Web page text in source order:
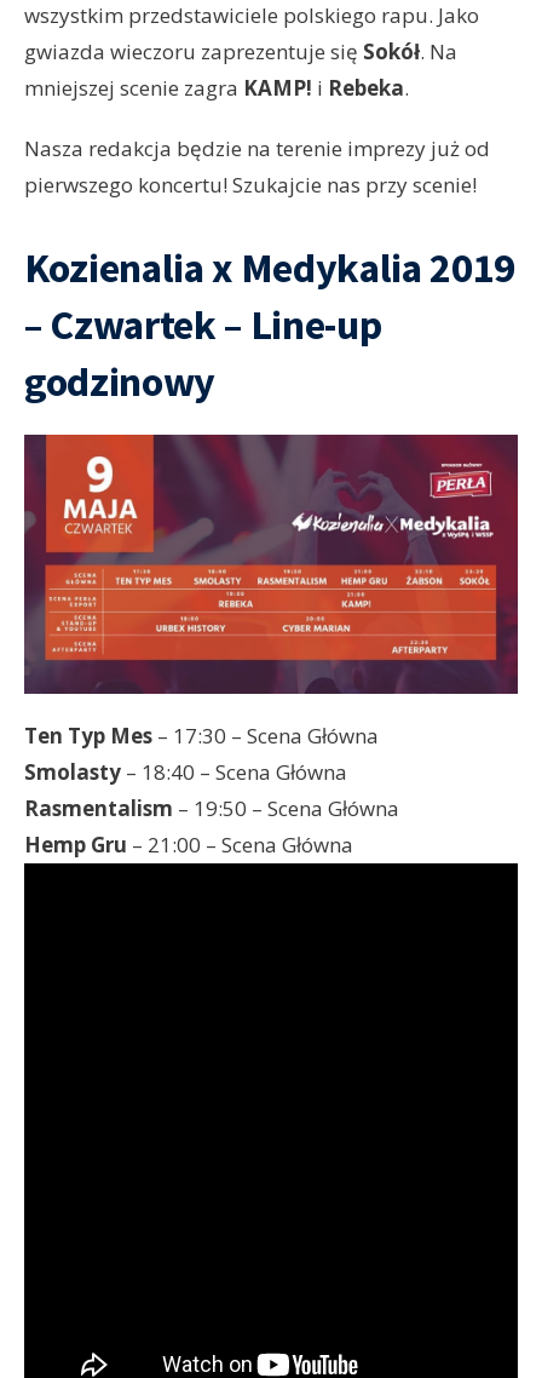
wszystkim przedstawiciele polskiego rapu. Jako
gwiazda wieczoru zaprezentuje się Sokół. Na
mniejszej scenie zagra KAMP! i Rebeka.
Nasza redakcja będzie na terenie imprezy już od
pierwszego koncertu! Szukajcie nas przy scenie!
Kozienalia x Medykalia 2019
– Czwartek – Line-up
godzinowy
Ten Typ Mes – 17:30 – Scena Główna
Smolasty – 18:40 – Scena Główna
Rasmentalism – 19:50 – Scena Główna
Hemp Gru – 21:00 – Scena Główna